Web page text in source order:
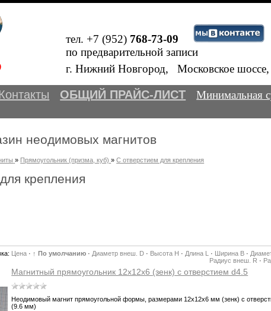
тел. +7 (952) 768-73-09
по предварительной записи
г. Нижний Новгород, Московское
ОБЩИЙ ПРАЙС-ЛИСТ Минимальная
неодимовых магнитов
» Прямоугольник (призма, куб) »С отверстием для крепления
крепления
Цена · ↑ По умолчанию · Диаметр внеш. D · Высота H · Длина L · Ширина B ·
Радиус внеш. R ·
Магнитный прямоугольник 12х12х6 (зенк) с отверстием d4.5
Неодимовый магнит прямоугольной формы, размерами 12х12х6 мм (зенк) с
(9.6 мм)